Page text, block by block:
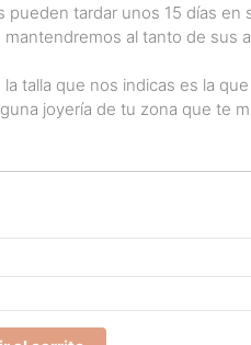
pueden tardar unos 15 días en
al tanto de sus
talla que nos indicas es la
joyería de tu zona que te